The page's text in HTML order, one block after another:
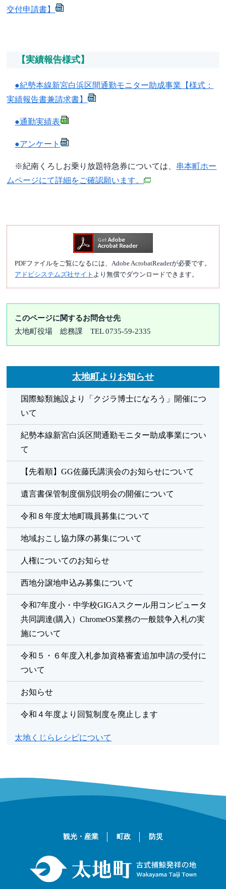
交付申請書】
【実績報告様式】
●紀勢本線新宮白浜区間通勤モニター助成事業【様式：
実績報告書兼請求書】
●通勤実績表
●アンケート
※紀南くろしお乗り放題特急券については、 串本町ホー
ムページにて詳細をご確認願います。
PDFファイルをご覧になるには、Adobe AcrobatReaderが必要です。
アドビシステムズ社サイト より無償でダウンロードできます。
このページに関するお問合せ先
太地町役場
総務課 TEL 0735-59-2335
太地町よりお知らせ
国際鯨類施設より「クジラ博士になろう」開催につ
いて
紀勢本線新宮白浜区間通勤モニター助成事業につい
て
【先着順】GG佐藤氏講演会のお知らせについて
遺言書保管制度個別説明会の開催について
令和８年度太地町職員募集について
地域おこし協力隊の募集について
人権についてのお知らせ
西地分譲地申込み募集について
令和7年度小・中学校GIGAスクール用コンピュータ
共同調達(購入）ChromeOS業務の一般競争入札の実
施について
令和５・６年度入札参加資格審査追加申請の受付に
ついて
お知らせ
令和４年度より回覧制度を廃止します
太地くじらレシピについて
観光・産業 町政 防災